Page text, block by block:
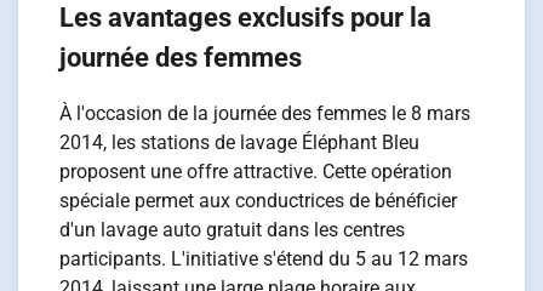
Les avantages exclusifs pour la
journée des femmes
À l'occasion de la journée des femmes le 8 mars
2014, les stations de lavage Éléphant Bleu
proposent une offre attractive. Cette opération
spéciale permet aux conductrices de bénéficier
d'un lavage auto gratuit dans les centres
participants. L'initiative s'étend du 5 au 12 mars